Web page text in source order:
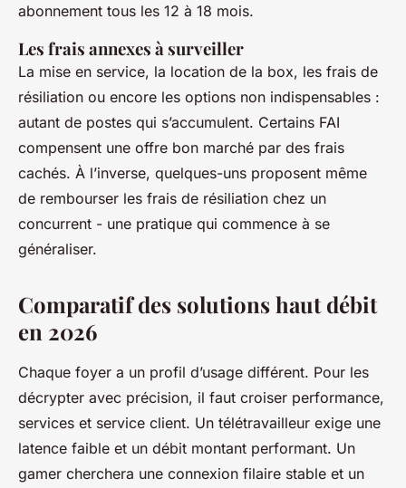
abonnement tous les 12 à 18 mois.
Les frais annexes à surveiller
La mise en service, la location de la box, les frais de
résiliation ou encore les options non indispensables :
autant de postes qui s’accumulent. Certains FAI
compensent une offre bon marché par des frais
cachés. À l’inverse, quelques-uns proposent même
de rembourser les frais de résiliation chez un
concurrent - une pratique qui commence à se
généraliser.
Comparatif des solutions haut débit
en 2026
Chaque foyer a un profil d’usage différent. Pour les
décrypter avec précision, il faut croiser performance,
services et service client. Un télétravailleur exige une
latence faible et un débit montant performant. Un
gamer cherchera une connexion filaire stable et un